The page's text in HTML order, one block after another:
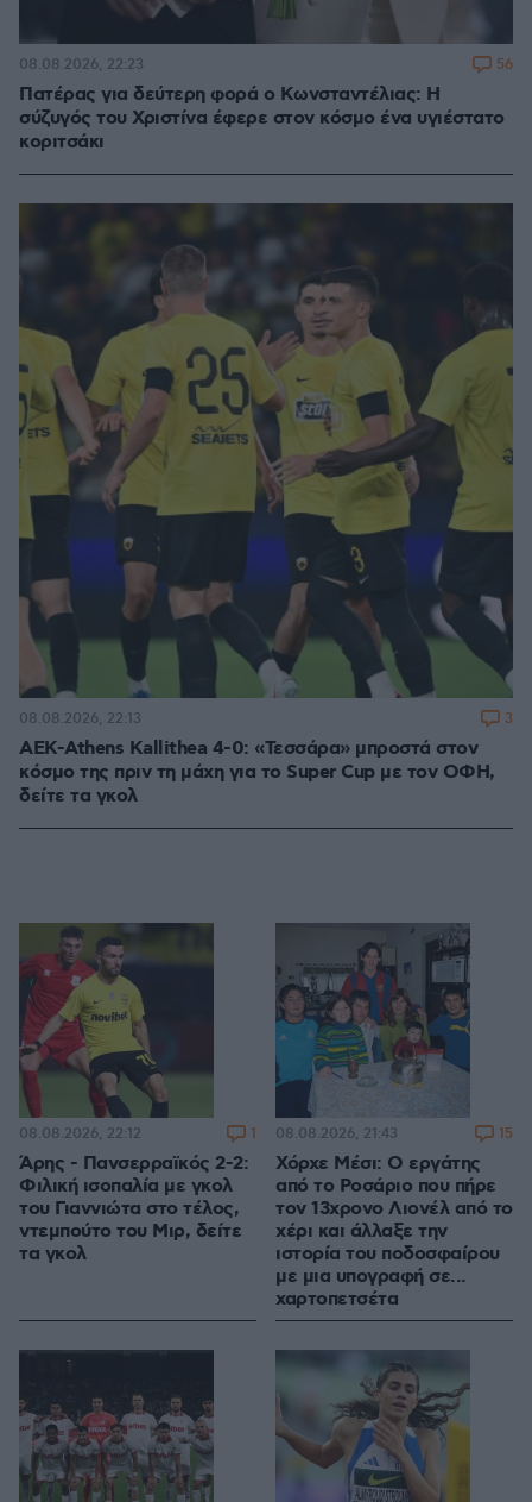
Πατέρας για δεύτερη φορά ο Κωνσταντέλιας: Η
σύζυγός του Χριστίνα έφερε στον κόσμο ένα υγιέστατο
κοριτσάκι
08.08.2026, 22:23 56
ΑΕΚ-Athens Kallithea 4-0: «Τεσσάρα» μπροστά στον
κόσμο της πριν τη μάχη για το Super Cup με τον ΟΦΗ,
δείτε τα γκολ
08.08.2026, 22:13 3
Άρης - Πανσερραϊκός 2-2:
Φιλική ισοπαλία με γκολ
του Γιαννιώτα στο τέλος,
ντεμπούτο του Μιρ, δείτε
τα γκολ
08.08.2026, 22:12 1
Χόρχε Μέσι: Ο εργάτης
από το Ροσάριο που πήρε
τον 13χρονο Λιονέλ από το
χέρι και άλλαξε την
ιστορία του ποδοσφαίρου
με μια υπογραφή σε...
χαρτοπετσέτα
08.08.2026, 21:43 15